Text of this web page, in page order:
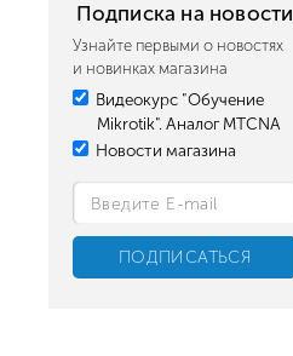
Подписка на новости
Узнайте первыми о новостях
и новинках магазина
Видеокурс "Обучение
Mikrotik". Аналог MTCNA
Новости магазина